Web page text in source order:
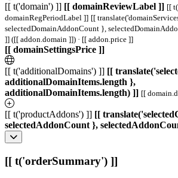
[[ t('domain') ]] [[ domainReviewLabel ]] [[
domainRegPeriodLabel ]] [[
selectedDomainAddonCount },
]] ([[ addon.domain ]]) · [[ addon.price ]]
[[ domainSettingsPrice ]]
[[ t('additionalDomains') ]] [[
additionalDomainItems.length },
additionalDomainItems.length) ]] [[
[[ t('productAddons') ]] [[
selectedAddonCount },
[[ t('orderSummary') ]]